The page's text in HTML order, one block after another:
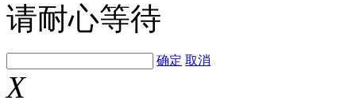
请耐心等待
确定 取消
X